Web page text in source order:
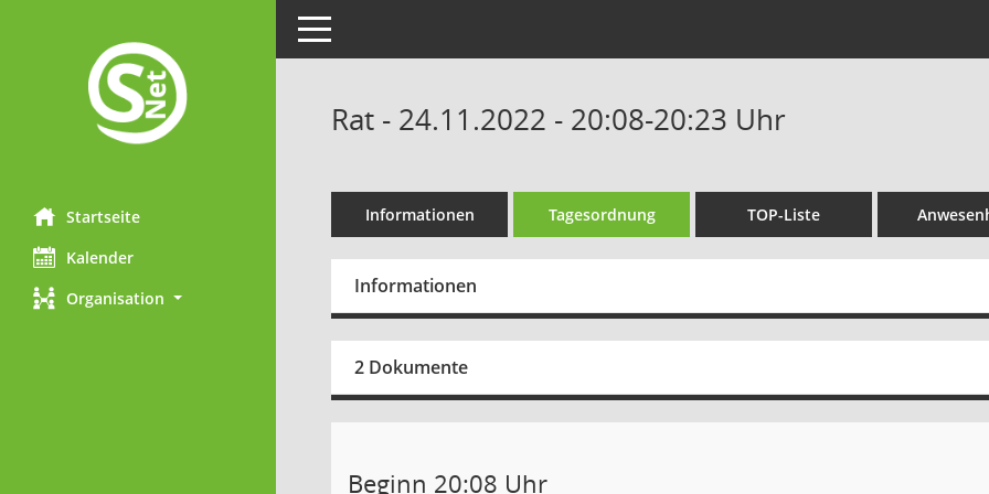
Startseite
Kalender
Organisation
Toggle navigation
Rat - 24.11.2022 - 20:08-20:23 Uhr
Informationen Tagesordnung TOP-Liste
Informationen
2 Dokumente
Beginn 20:08 Uhr